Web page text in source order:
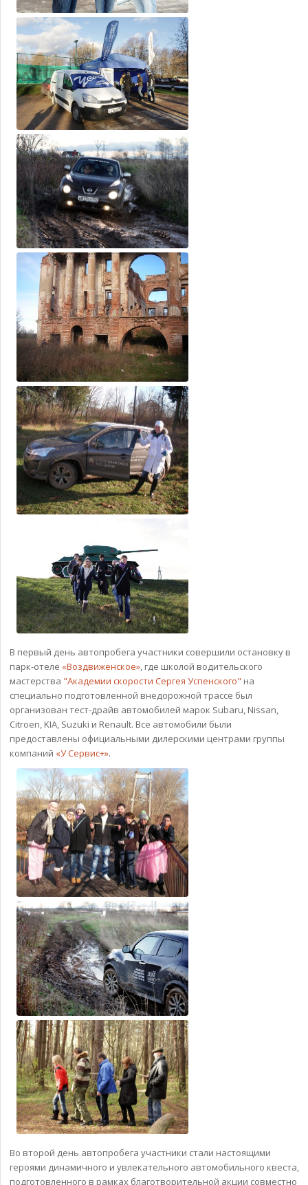
В первый день автопробега участники совершили остановку в
парк-отеле «Воздвиженское», где школой водительского
мастерства "Академии скорости Сергея Успенского" на
специально подготовленной внедорожной трассе был
организован тест-драйв автомобилей марок Subaru, Nissan,
Citroen, KIA, Suzuki и Renault. Все автомобили были
предоставлены официальными дилерскими центрами группы
компаний «У Сервис+».
Во второй день автопробега участники стали настоящими
героями динамичного и увлекательного автомобильного квеста,
подготовленного в рамках благотворительной акции совместно